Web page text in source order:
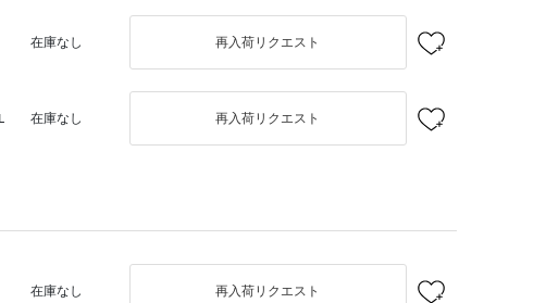
在庫なし 再入荷リクエスト
在庫なし 再入荷リクエスト
在庫なし 再入荷リクエスト